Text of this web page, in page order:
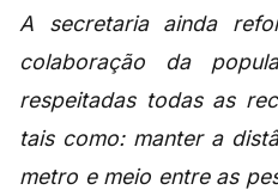
A secretaria ainda
colaboração da
respeitadas todas as
tais como: manter a
metro e meio entre as